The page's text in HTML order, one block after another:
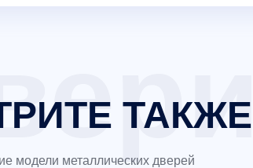
ТАКЖЕ
модели металлических дверей